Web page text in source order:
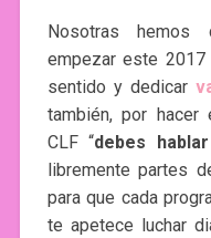
Nosotras
empezar este
sentido y dedicar
también, por hacer
CLF “debes
libremente partes
para que cada
te apetece luchar